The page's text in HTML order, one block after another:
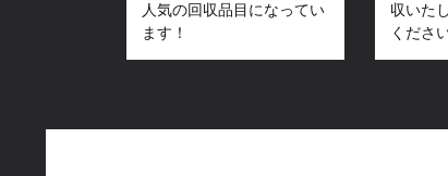
人気の回収品目になってい
ます！
収いた
ください